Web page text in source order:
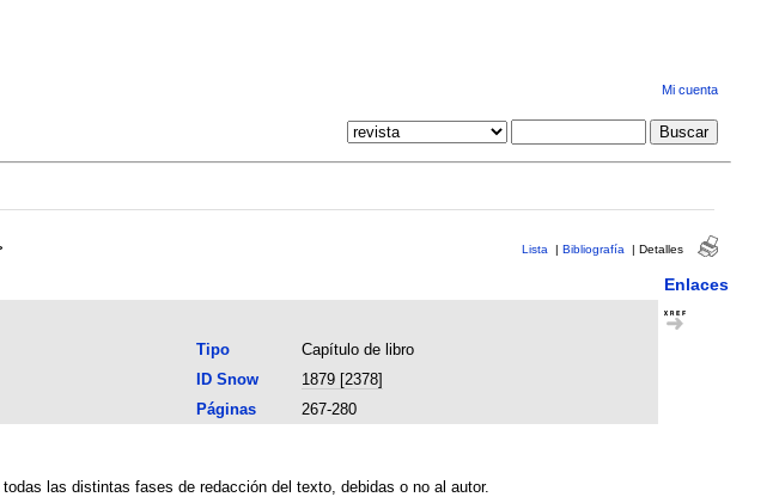
Mi cuenta
Lista | Bibliografía | Detalles
Enlaces
Tipo
Capítulo de libro
ID Snow
1879 [2378]
Páginas
267-280
las distintas fases de redacción del texto, debidas o no al autor.